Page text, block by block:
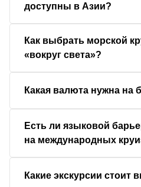
доступны в Азии?
Как выбрать морской
«вокруг света»?
Какая валюта нужна на
Есть ли языковой
на международных
Какие экскурсии стоит